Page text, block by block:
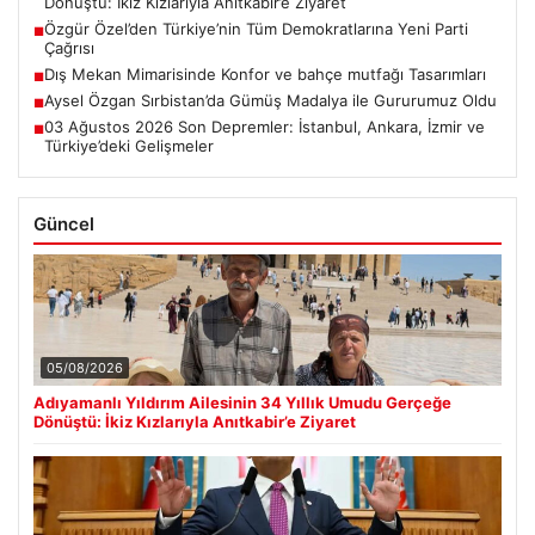
■Özgür Özel’den Türkiye’nin Tüm Demokratlarına Yeni Parti
Çağrısı
■Dış Mekan Mimarisinde Konfor ve bahçe mutfağı Tasarımları
■Aysel Özgan Sırbistan’da Gümüş Madalya ile Gururumuz Oldu
■03 Ağustos 2026 Son Depremler: İstanbul, Ankara, İzmir ve
Türkiye’deki Gelişmeler
Güncel
05/08/2026
Adıyamanlı Yıldırım Ailesinin 34 Yıllık Umudu Gerçeğe
Dönüştü: İkiz Kızlarıyla Anıtkabir’e Ziyaret